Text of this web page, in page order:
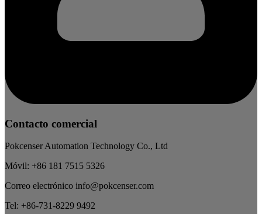
Contacto comercial
Pokcenser Automation Technology Co., Ltd
Móvil: +86 181 7515 5326
Correo electrónico info@pokcenser.com
Tel: +86-731-8229 9492